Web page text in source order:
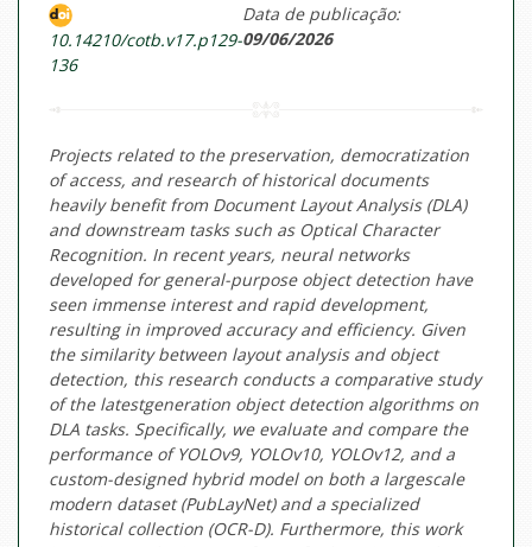
10.14210/cotb.v17.p129-
136
Data de publicação:
09/06/2026
Projects related to the preservation, democratization
of access, and research of historical documents
heavily benefit from Document Layout Analysis (DLA)
and downstream tasks such as Optical Character
Recognition. In recent years, neural networks
developed for general-purpose object detection have
seen immense interest and rapid development,
resulting in improved accuracy and efficiency. Given
the similarity between layout analysis and object
detection, this research conducts a comparative study
of the latestgeneration object detection algorithms on
DLA tasks. Specifically, we evaluate and compare the
performance of YOLOv9, YOLOv10, YOLOv12, and a
custom-designed hybrid model on both a largescale
modern dataset (PubLayNet) and a specialized
historical collection (OCR-D). Furthermore, this work